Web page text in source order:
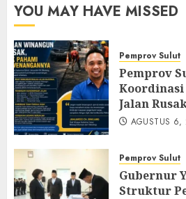
YOU MAY HAVE MISSED
Pemprov Sulut
Pemprov
Jalan
AGUSTUS 6,
Pemprov Sulut
Gubernur
Struktur